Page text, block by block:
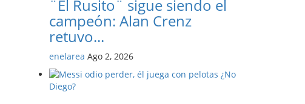
¨El Rusito¨ sigue siendo el
campeón: Alan Crenz
retuvo...
enelarea Ago 2, 2026